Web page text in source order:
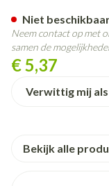
€ 5,37
Verwittig mij
Niet
Neem contact op met
samen de
Bekijk alle